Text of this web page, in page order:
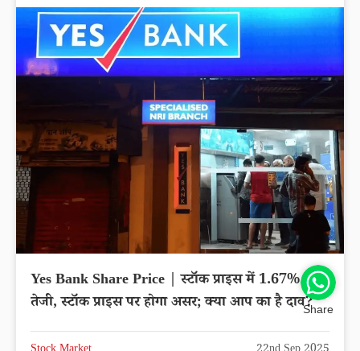
Yes Bank Share Price | स्टॉक प्राइस में 1.67% की
तेजी, स्टॉक प्राइस पर होगा असर; क्या आप का है दाव?Share